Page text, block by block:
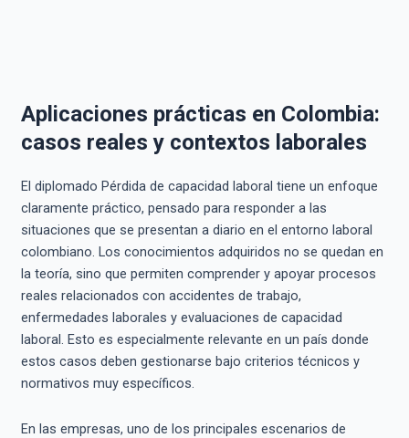
Aplicaciones prácticas en Colombia:
casos reales y contextos laborales
El diplomado Pérdida de capacidad laboral tiene un enfoque
claramente práctico, pensado para responder a las
situaciones que se presentan a diario en el entorno laboral
colombiano. Los conocimientos adquiridos no se quedan en
la teoría, sino que permiten comprender y apoyar procesos
reales relacionados con accidentes de trabajo,
enfermedades laborales y evaluaciones de capacidad
laboral. Esto es especialmente relevante en un país donde
estos casos deben gestionarse bajo criterios técnicos y
normativos muy específicos.
En las empresas, uno de los principales escenarios de